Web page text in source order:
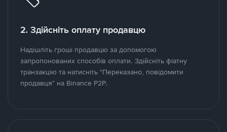
2. Здійсніть оплату продавцю
Надішліть гроші продавцю за допомогою
запропонованих способів оплати. Здійсніть фіатну
транзакцію та натисніть "Переказано, повідомити
продавця" на Binance P2P.